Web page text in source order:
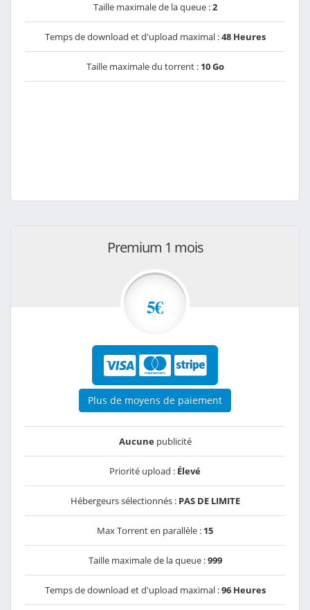
Taille maximale de la queue :2
Temps de download et d'upload maximal :48 Heures
Taille maximale du torrent : 10 Go
Premium 1 mois
5€
Plus de moyens de paiement
Aucunepublicité
Priorité upload : Élevé
Hébergeurs sélectionnés : PAS DE LIMITE
Max Torrent en parallèle : 15
Taille maximale de la queue :999
Temps de download et d'upload maximal :96 Heures